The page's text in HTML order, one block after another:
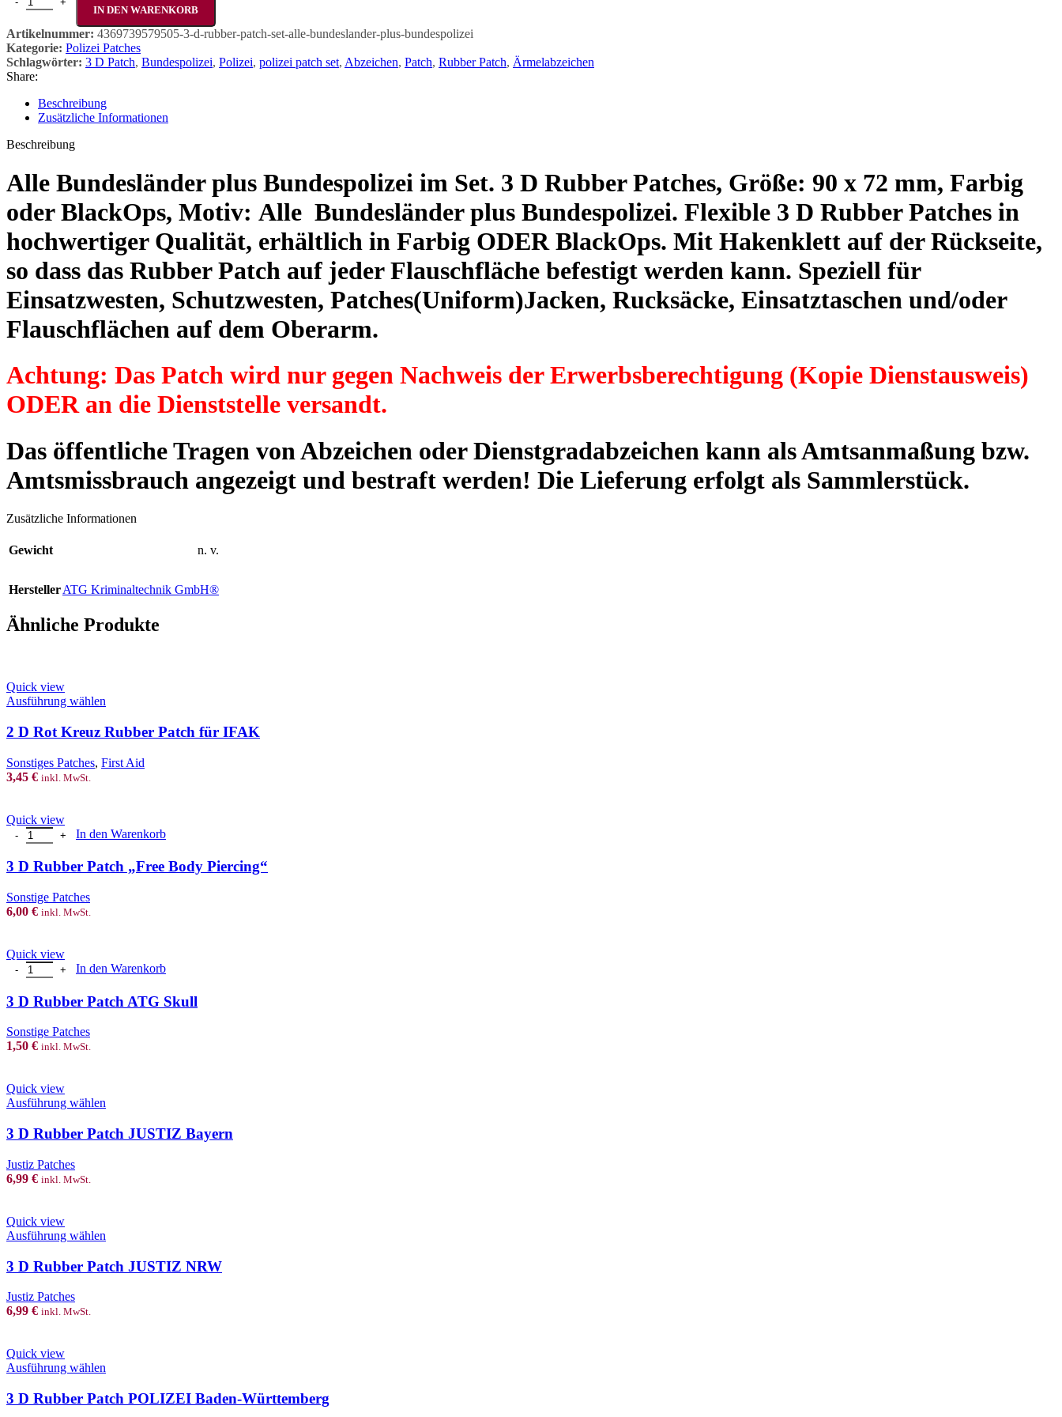
IN DEN WARENKORB
Artikelnummer: 4369739579505-3-d-rubber-patch-set-alle-bundeslander-plus-bundespolizei
Kategorie: Polizei Patches
Schlagwörter: 3 D Patch, Bundespolizei, Polizei, polizei patch set, Abzeichen, Patch, Rubber Patch, Ärmelabzeichen
Share:
Beschreibung
Zusätzliche Informationen
Beschreibung
Alle Bundesländer plus Bundespolizei im Set. 3 D Rubber Patches, Größe: 90 x 72 mm, Farbig
oder BlackOps, Motiv: Alle Bundesländer plus Bundespolizei. Flexible 3 D Rubber Patches in
hochwertiger Qualität, erhältlich in Farbig ODER BlackOps. Mit Hakenklett auf der Rückseite,
so dass das Rubber Patch auf jeder Flauschfläche befestigt werden kann. Speziell für
Einsatzwesten, Schutzwesten, Patches(Uniform)Jacken, Rucksäcke, Einsatztaschen und/oder
Flauschflächen auf dem Oberarm.
Achtung: Das Patch wird nur gegen Nachweis der Erwerbsberechtigung (Kopie Dienstausweis)
ODER an die Dienststelle versandt.
Das öffentliche Tragen von Abzeichen oder Dienstgradabzeichen kann als Amtsanmaßung bzw.
Amtsmissbrauch angezeigt und bestraft werden! Die Lieferung erfolgt als Sammlerstück.
Zusätzliche Informationen
Gewicht n. v.
HerstellerATG Kriminaltechnik GmbH®
Ähnliche Produkte
Quick view
Ausführung wählen
has
multiple
variants.
The
chosen
on
product
2 D Rot Kreuz Rubber Patch für IFAK
Sonstiges Patches, First Aid
3,45 € inkl. MwSt.
Quick view
3 D Rubber Patch "Free Body Piercing" Menge
In den Warenkorb
3 D Rubber Patch „Free Body Piercing“
Sonstige Patches
6,00 € inkl. MwSt.
Quick view
3 D Rubber Patch ATG Skull Menge
In den Warenkorb
3 D Rubber Patch ATG Skull
Sonstige Patches
1,50 € inkl. MwSt.
Quick view
Ausführung wählen
has
multiple
on
the
product
3 D Rubber Patch JUSTIZ Bayern
Justiz Patches
6,99 € inkl. MwSt.
Quick view
Ausführung wählen
has
multiple
on
the
product
3 D Rubber Patch JUSTIZ NRW
Justiz Patches
6,99 € inkl. MwSt.
Quick view
Ausführung wählen
has
multiple
3 D Rubber Patch POLIZEI Baden-Württemberg